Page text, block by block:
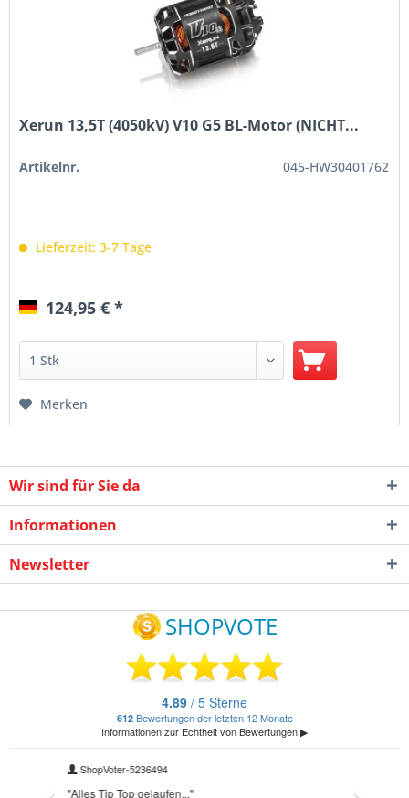
Xerun 13,5T (4050kV) V10 G5 BL-Motor (NICHT...
Artikelnr. 045-HW30401762
Lieferzeit: 3-7 Tage
124,95 € *
Merken
Wir sind für Sie da
Informationen
Newsletter